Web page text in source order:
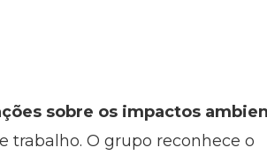
sobre os impactos
trabalho. O grupo reconhece o